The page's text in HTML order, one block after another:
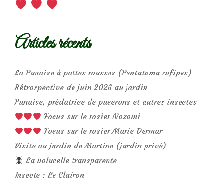
Articles récents
La Punaise à pattes rousses (Pentatoma rufipes)
Rétrospective de juin 2026 au jardin
Punaise, prédatrice de pucerons et autres insectes
Focus sur le rosier Nozomi
Focus sur le rosier Marie Dermar
Visite au jardin de Martine (jardin privé)
La volucelle transparente
Insecte : Le Clairon